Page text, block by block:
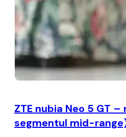
ZTE nubia Neo 5 GT
segmentul mid-